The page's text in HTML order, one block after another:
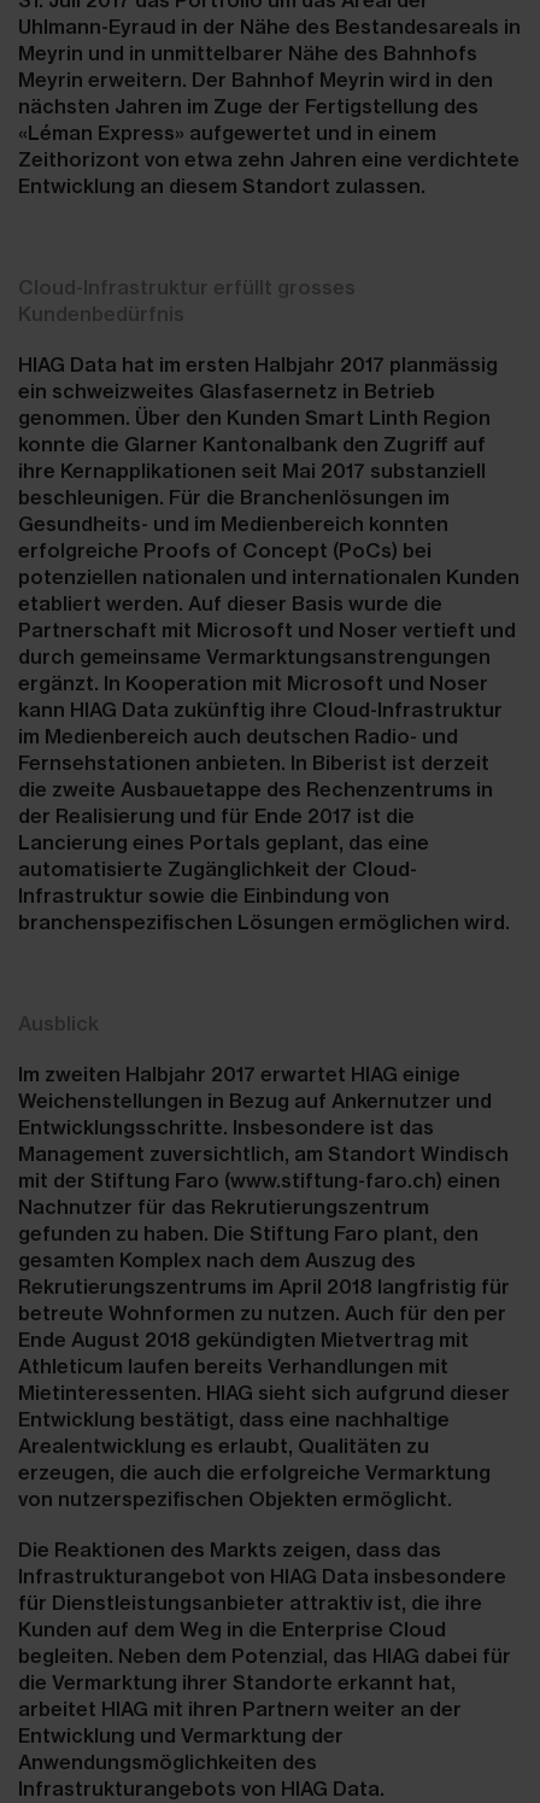
Uhlmann-Eyraud in der Nähe des Bestandesareals in
Meyrin und in unmittelbarer Nähe des Bahnhofs
Meyrin erweitern. Der Bahnhof Meyrin wird in den
nächsten Jahren im Zuge der Fertigstellung des
«Léman Express» aufgewertet und in einem
Zeithorizont von etwa zehn Jahren eine verdichtete
Entwicklung an diesem Standort zulassen.
Cloud-Infrastruktur erfüllt grosses
Kundenbedürfnis
HIAG Data hat im ersten Halbjahr 2017 planmässig
ein schweizweites Glasfasernetz in Betrieb
genommen. Über den Kunden Smart Linth Region
konnte die Glarner Kantonalbank den Zugriff auf
ihre Kernapplikationen seit Mai 2017 substanziell
beschleunigen. Für die Branchenlösungen im
Gesundheits- und im Medienbereich konnten
erfolgreiche Proofs of Concept (PoCs) bei
potenziellen nationalen und internationalen Kunden
etabliert werden. Auf dieser Basis wurde die
Partnerschaft mit Microsoft und Noser vertieft und
durch gemeinsame Vermarktungsanstrengungen
ergänzt. In Kooperation mit Microsoft und Noser
kann HIAG Data zukünftig ihre Cloud-Infrastruktur
im Medienbereich auch deutschen Radio- und
Fernsehstationen anbieten. In Biberist ist derzeit
die zweite Ausbauetappe des Rechenzentrums in
der Realisierung und für Ende 2017 ist die
Lancierung eines Portals geplant, das eine
automatisierte Zugänglichkeit der Cloud-
Infrastruktur sowie die Einbindung von
branchenspezifischen Lösungen ermöglichen wird.
Ausblick
Im zweiten Halbjahr 2017 erwartet HIAG einige
Weichenstellungen in Bezug auf Ankernutzer und
Entwicklungsschritte. Insbesondere ist das
Management zuversichtlich, am Standort Windisch
mit der Stiftung Faro (www.stiftung-faro.ch) einen
Nachnutzer für das Rekrutierungszentrum
gefunden zu haben. Die Stiftung Faro plant, den
gesamten Komplex nach dem Auszug des
Rekrutierungszentrums im April 2018 langfristig für
betreute Wohnformen zu nutzen. Auch für den per
Ende August 2018 gekündigten Mietvertrag mit
Athleticum laufen bereits Verhandlungen mit
Mietinteressenten. HIAG sieht sich aufgrund dieser
Entwicklung bestätigt, dass eine nachhaltige
Arealentwicklung es erlaubt, Qualitäten zu
erzeugen, die auch die erfolgreiche Vermarktung
von nutzerspezifischen Objekten ermöglicht.
Die Reaktionen des Markts zeigen, dass das
Infrastrukturangebot von HIAG Data insbesondere
für Dienstleistungsanbieter attraktiv ist, die ihre
Kunden auf dem Weg in die Enterprise Cloud
begleiten. Neben dem Potenzial, das HIAG dabei für
die Vermarktung ihrer Standorte erkannt hat,
arbeitet HIAG mit ihren Partnern weiter an der
Entwicklung und Vermarktung der
Anwendungsmöglichkeiten des
Infrastrukturangebots von HIAG Data.